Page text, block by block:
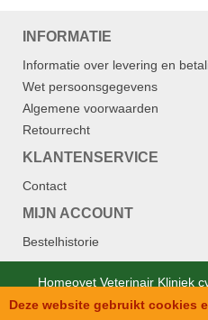
INFORMATIE
Informatie over levering en
Wet persoonsgegevens
Algemene voorwaarden
Retourrecht
KLANTENSERVICE
Contact
MIJN ACCOUNT
Bestelhistorie
Homeovet Veterinair Kliniek
Designed bySJM
Deze website gebruikt cookies